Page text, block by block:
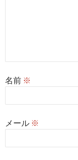
名前 ※
メール ※